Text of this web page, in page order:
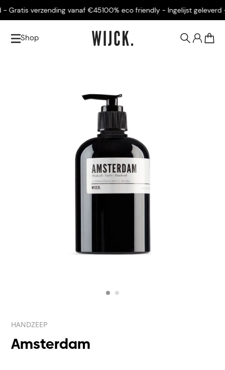
verzending vanaf €45100% eco friendly - Ingelijst geleverd -
Shop
HANDZEEP
Amsterdam